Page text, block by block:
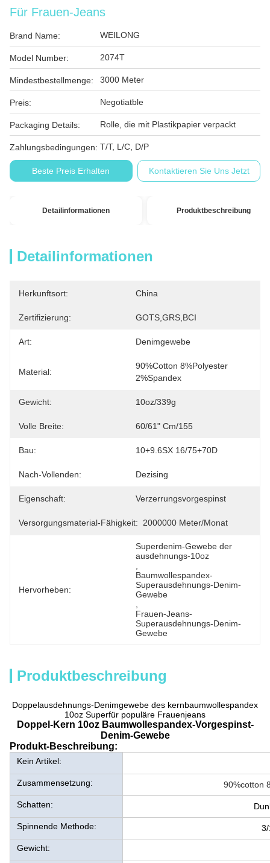
Für Frauen-Jeans
Brand Name: WEILONG
Model Number: 2074T
Mindestbestellmenge: 3000 Meter
Preis: Negotiatble
Packaging Details: Rolle, die mit Plastikpapier verpackt
Zahlungsbedingungen: T/T, L/C, D/P
Beste Preis Erhalten Kontaktieren Sie Uns Jetzt
Detailinformationen Produktbeschreibung
Detailinformationen
Herkunftsort: China
Zertifizierung: GOTS,GRS,BCI
Art: Denimgewebe
Material:
90%cotton 8%polyester
2%spandex
Gewicht: 10oz/339g
Volle Breite: 60/61" Cm/155
Bau: 10+9.6SX 16/75+70D
Nach-Vollenden: Dezising
Eigenschaft: Verzerrungsvorgespinst
Versorgungsmaterial-Fähigkeit: 2000000 Meter/Monat
Hervorheben:
Superdenim-Gewebe der
ausdehnungs-10oz
Baumwollespandex-
Superausdehnungs-Denim-
Gewebe
Frauen-Jeans-
Superausdehnungs-Denim-
Gewebe
Produktbeschreibung
Doppelausdehnungs-Denimgewebe des kernbaumwollespandex
10oz Superfür populäre Frauenjeans
Doppel-Kern 10oz Baumwollespandex-Vorgespinst-
Denim-Gewebe
Produkt-Beschreibung:
Kein Artikel:
Zusammensetzung: 90%cotton
Schatten:
Spinnende Methode:
Gewicht: